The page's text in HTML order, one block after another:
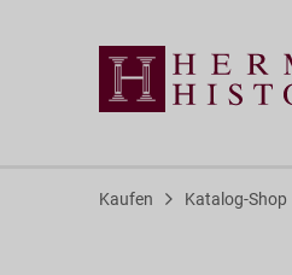
Kaufen Katalog-Shop